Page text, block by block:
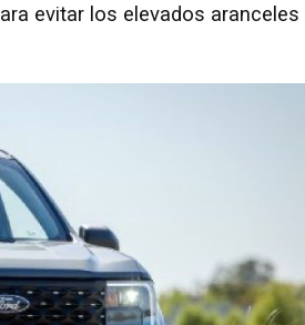
evitar los elevados aranceles